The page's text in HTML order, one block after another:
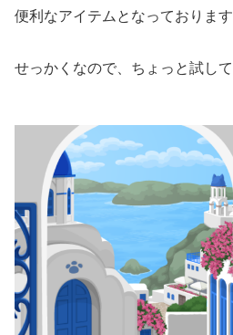
便利なアイテムとなっておりま
せっかくなので、ちょっと試し